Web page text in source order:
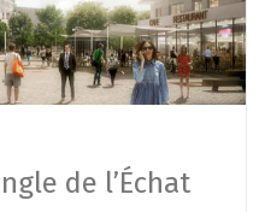
de l’Échat